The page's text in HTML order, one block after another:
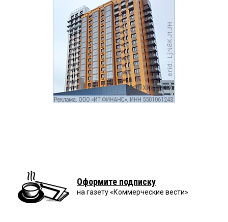
Оформите подписку
на газету «Коммерческие вести»